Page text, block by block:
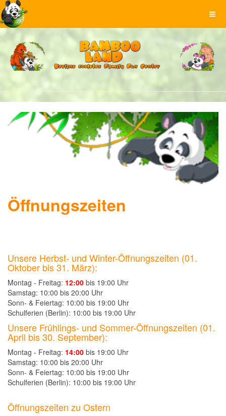
Öffnungszeiten
Unsere Herbst- und Winter-Öffnungszeiten (01.
Oktober bis 31. März):
Montag - Freitag: 12:00 bis 19:00 Uhr
Samstag: 10:00 bis 20:00 Uhr
Sonn- & Feiertag: 10:00 bis 19:00 Uhr
Schulferien (Berlin): 10:00 bis 19:00 Uhr
Unsere Frühlings- und Sommer-Öffnungszeiten (01.
April bis 30. September):
Montag - Freitag: 14:00 bis 19:00 Uhr
Samstag: 10:00 bis 20:00 Uhr
Sonn- & Feiertag: 10:00 bis 19:00 Uhr
Schulferien (Berlin): 10:00 bis 19:00 Uhr
Öffnungszeiten zu Ostern